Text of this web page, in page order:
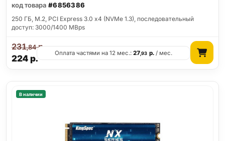
код товара #6856386
250 ГБ, M.2, PCI Express 3.0 x4 (NVMe 1.3), последовательный
доступ: 3000/1400 MBps
224р.
231,84р.
Оплата частями на 12 мес.:27,93 р./ мес.
В наличии